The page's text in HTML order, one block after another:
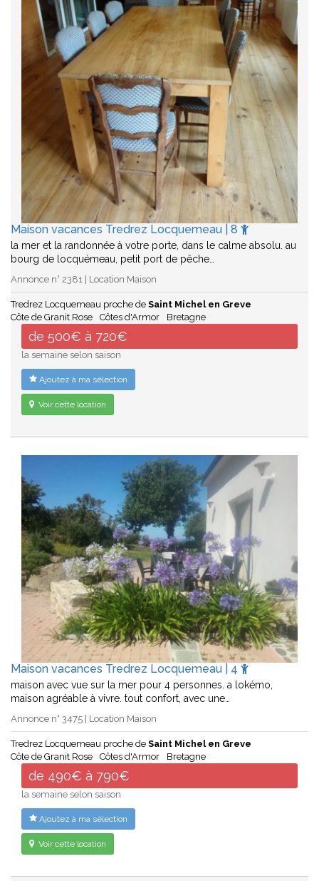
Maison vacances Tredrez Locquemeau | 8
la mer et la randonnée à votre porte, dans le calme absolu. au
bourg de locquémeau, petit port de pêche…
Annonce n° 2381 | Location Maison
Tredrez Locquemeau proche de Saint Michel en Greve
Côte de Granit Rose
Côtes d'Armor Bretagne
de 500€ à 720€
la semaine selon saison
Ajoutez à ma sélection
Voir cette location
Maison vacances Tredrez Locquemeau | 4
maison avec vue sur la mer pour 4 personnes. a lokémo,
maison agréable à vivre. tout confort, avec une…
Annonce n° 3475 | Location Maison
Tredrez Locquemeau proche de Saint Michel en Greve
Côte de Granit Rose
Côtes d'Armor Bretagne
de 490€ à 790€
la semaine selon saison
Ajoutez à ma sélection
Voir cette location